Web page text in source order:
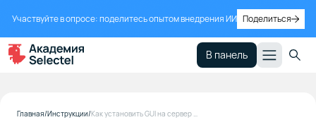
Участвуйте в опросе: поделитесь опытом внедрения ИИ Поделиться
В панель
1
Подготовка
Главная Инструкции Как установить GUI на сервер Ubuntu 24.04